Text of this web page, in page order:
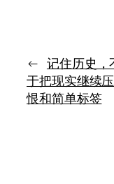
← 记住历史，
于把现实继续
恨和简单标签